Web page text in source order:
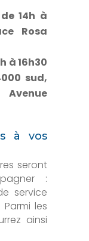
14h à
Rosa
à 16h30
sud,
à vos
seront
:
service
les
ainsi